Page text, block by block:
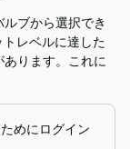
ブから選択でき
レベルに達した
ります。これに
めにログイン